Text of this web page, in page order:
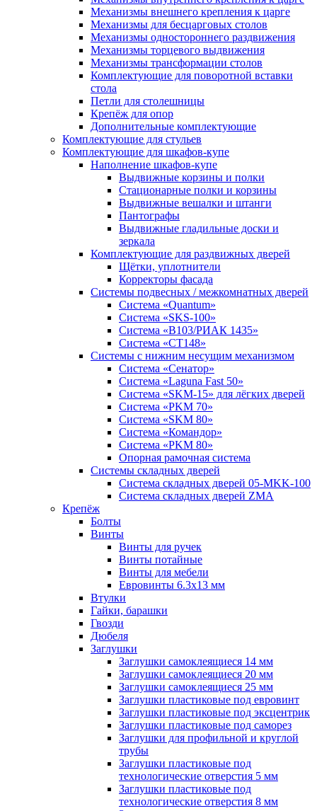
Механизмы внешнего крепления к царге
Механизмы для бесцарговых столов
Механизмы одностороннего раздвижения
Механизмы торцевого выдвижения
Механизмы трансформации столов
Комплектующие для поворотной вставки
стола
Петли для столешницы
Крепёж для опор
Дополнительные комплектующие
Комплектующие для стульев
Комплектующие для шкафов-купе
Наполнение шкафов-купе
Выдвижные корзины и полки
Стационарные полки и корзины
Выдвижные вешалки и штанги
Пантографы
Выдвижные гладильные доски и
зеркала
Комплектующие для раздвижных дверей
Щётки, уплотнители
Корректоры фасада
Системы подвесных / межкомнатных дверей
Система «Quantum»
Система «SKS-100»
Система «B103/РИАК 1435»
Система «СТ148»
Системы с нижним несущим механизмом
Система «Сенатор»
Система «Laguna Fast 50»
Система «SKM-15» для лёгких дверей
Система «PKM 70»
Система «SKM 80»
Система «Командор»
Система «PKM 80»
Опорная рамочная система
Системы складных дверей
Система складных дверей 05-MKK-100
Система складных дверей ZMA
Крепёж
Болты
Винты
Винты для ручек
Винты потайные
Винты для мебели
Евровинты 6.3х13 мм
Втулки
Гайки, барашки
Гвозди
Дюбеля
Заглушки
Заглушки самоклеящиеся 14 мм
Заглушки самоклеящиеся 20 мм
Заглушки самоклеящиеся 25 мм
Заглушки пластиковые под евровинт
Заглушки пластиковые под эксцентрик
Заглушки пластиковые под саморез
Заглушки для профильной и круглой
трубы
Заглушки пластиковые под
технологические отверстия 5 мм
Заглушки пластиковые под
технологические отверстия 8 мм